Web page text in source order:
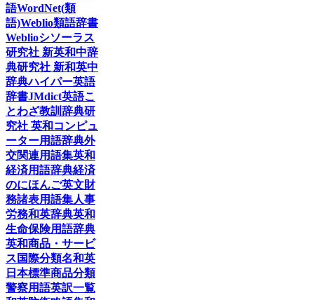
語WordNet(類
語)Weblio類語辞書
Weblioシソーラス
研究社 新英和中辞
典研究社 新和英中
辞典ハイパー英語
辞書JMdict英語こ
とわざ教訓辞典研
究社 英和コンピュ
ーター用語辞典外
交関連用語集英和
経済用語辞典経済
のにほんご英文財
務諸表用語集人事
労務和英辞典英和
生命保険用語辞典
英和商品・サービ
ス国際分類名和英
日本標準商品分類
警察用語英訳一覧